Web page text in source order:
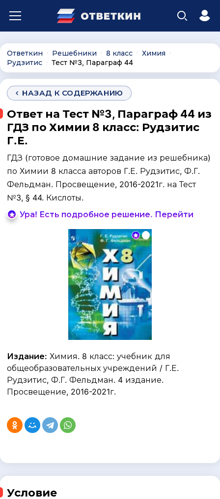
Ответкин ∙ Решебники ∙ 8 класс ∙ Химия ∙
Рудзитис ∙ Тест №3, Параграф 44
НАЗАД К СОДЕРЖАНИЮ
Ответ на Тест №3, Параграф 44 из
ГДЗ по Химии 8 класс: Рудзитис
Г.Е.
ГДЗ (готовое домашние задание из решебника)
по Химии 8 класса авторов Г.Е. Рудзитис, Ф.Г.
Фельдман. Просвещение, 2016-2021г. на Тест
№3, § 44. Кислоты.
Ура! Есть подробное решение. Перейти
Издание: Химия. 8 класс: учебник для
общеобразовательных учреждений / Г.Е.
Рудзитис, Ф.Г. Фельдман. 4 издание.
Просвещение, 2016-2021г.
Условие